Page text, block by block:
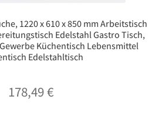
1220 x 610 x 850 mm Arbeitstisch
Edelstahl Gastro Tisch,
Küchentisch Lebensmittel
Edelstahltisch
178,49€